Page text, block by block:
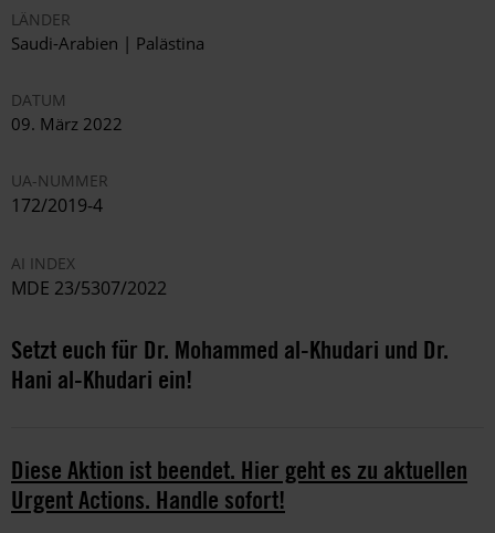
LÄNDER
Saudi-Arabien | Palästina
DATUM
09. März 2022
UA-NUMMER
172/2019-4
AI INDEX
MDE 23/5307/2022
Setzt euch für Dr. Mohammed al-Khudari und Dr.
Hani al-Khudari ein!
Diese Aktion ist beendet. Hier geht es zu aktuellen
Urgent Actions. Handle sofort!